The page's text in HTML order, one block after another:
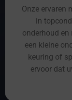
Onze ervaren
in
onderhoud en
een kleine
keuring of
ervoor dat